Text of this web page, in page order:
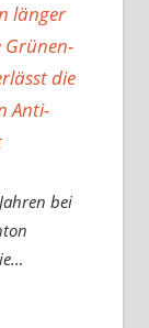
länger
Grünen-
die
Anti-
bei